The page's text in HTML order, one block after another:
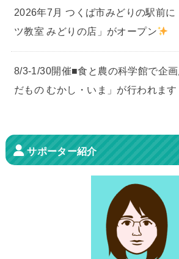
2026年7月 つくば市みどりの駅前に
ツ教室 みどりの店」がオープン
8/3-1/30開催■食と農の科学館で企画
だもの むかし・いま」が行われま
サポーター紹介